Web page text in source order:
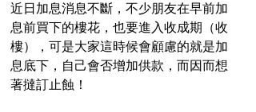
近日加息消息不斷，不少朋友在早前加
息前買下的樓花，也要進入收成期（收
樓），可是大家這時候會顧慮的就是加
息底下，自己會否增加供款，而因而想
著撻訂止蝕！